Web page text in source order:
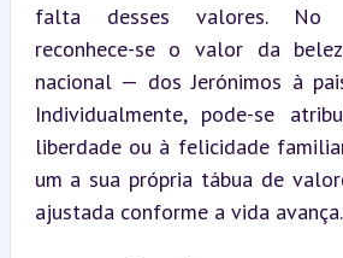
falta desses valores. No
reconhece-se o valor da
nacional — dos Jerónimos à
Individualmente, pode-se
liberdade ou à felicidade
um a sua própria tábua de
ajustada conforme a vida avança.